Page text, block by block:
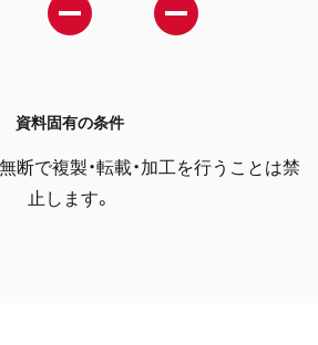
資料固有の条件
断で複製・転載・加工を行うことは禁
止します。